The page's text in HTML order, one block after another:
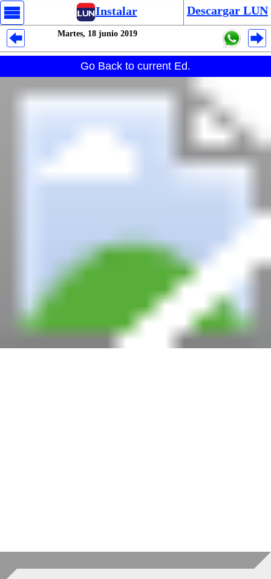
Instalar Descargar LUN
Martes, 18 junio 2019
Go Back to current Ed.
Despliegues Analytics
Despliegues Totales
Despliegues por Rubros